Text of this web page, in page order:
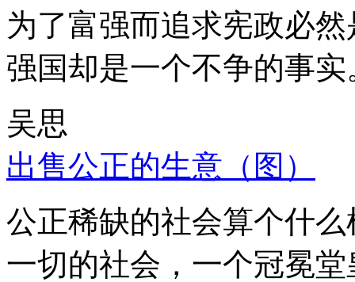
为了富强而追求宪政必
强国却是一个不争的事实
吴思
出售公正的生意（图）
公正稀缺的社会算个什
一切的社会，一个冠冕